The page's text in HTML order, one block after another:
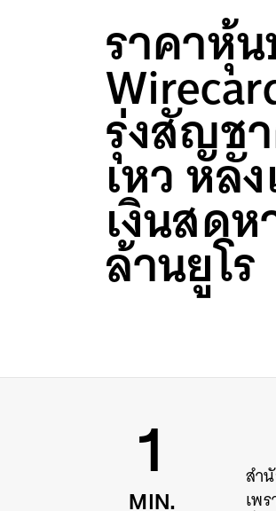
ราคาหุ้
รุ่งสัญช
เหว หลั
เงินสด
ล้านยูโร
1
MIN.
สำ
เพ